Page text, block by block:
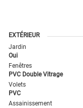
EXTÉRIEUR
Jardin
Oui
Fenêtres
PVC Double Vitrage
Volets
PVC
Assainissement